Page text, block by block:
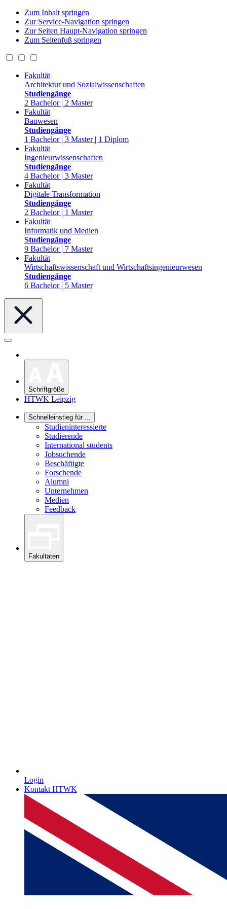
Zum Inhalt springen
Zur Service-Navigation springen
Zur Seiten Haupt-Navigation springen
Zum Seitenfuß springen
Fakultät
Architektur und Sozialwissenschaften
Studiengänge
2 Bachelor | 2 Master
Fakultät
Bauwesen
Studiengänge
1 Bachelor | 3 Master | 1 Diplom
Fakultät
Ingenieurwissenschaften
Studiengänge
4 Bachelor | 3 Master
Fakultät
Digitale Transformation
Studiengänge
2 Bachelor | 1 Master
Fakultät
Informatik und Medien
Studiengänge
9 Bachelor | 7 Master
Fakultät
Wirtschaftswissenschaft und Wirtschaftsingenieurwesen
Studiengänge
6 Bachelor | 5 Master
Schriftgröße
HTWK Leipzig
Schnelleinstieg für ...
Studieninteressierte
Studierende
International students
Jobsuchende
Beschäftigte
Forschende
Alumni
Unternehmen
Medien
Feedback
Fakultäten
Login
Kontakt HTWK